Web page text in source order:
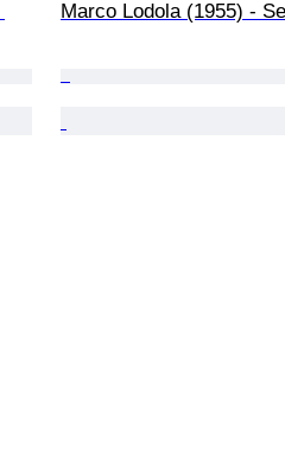
Marco Lodola (1955) -